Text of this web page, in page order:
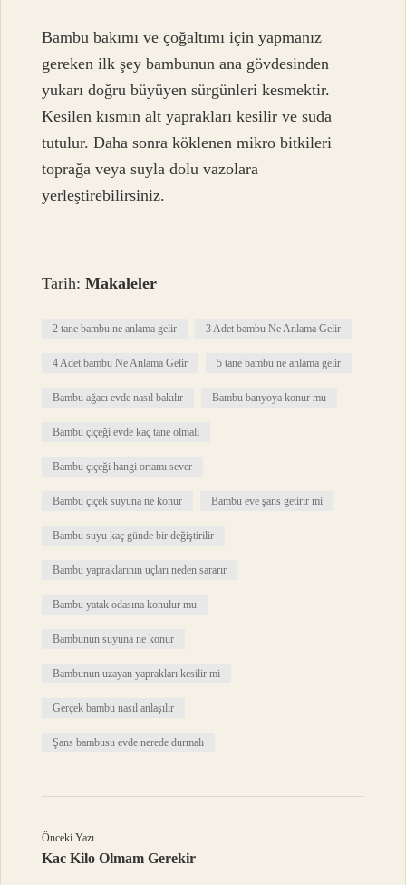
Bambu bakımı ve çoğaltımı için yapmanız
gereken ilk şey bambunun ana gövdesinden
yukarı doğru büyüyen sürgünleri kesmektir.
Kesilen kısmın alt yaprakları kesilir ve suda
tutulur. Daha sonra köklenen mikro bitkileri
toprağa veya suyla dolu vazolara
yerleştirebilirsiniz.
Tarih:Makaleler
2 tane bambu ne anlama gelir 3 Adet bambu Ne Anlama Gelir
4 Adet bambu Ne Anlama Gelir 5 tane bambu ne anlama gelir
Bambu ağacı evde nasıl bakılır Bambu banyoya konur mu
Bambu çiçeği evde kaç tane olmalı
Bambu çiçeği hangi ortamı sever
Bambu çiçek suyuna ne konur Bambu eve şans getirir mi
Bambu suyu kaç günde bir değiştirilir
Bambu yapraklarının uçları neden sararır
Bambu yatak odasına konulur mu
Bambunun suyuna ne konur
Bambunun uzayan yaprakları kesilir mi
Gerçek bambu nasıl anlaşılır
Şans bambusu evde nerede durmalı
Önceki Yazı
Kac Kilo Olmam Gerekir